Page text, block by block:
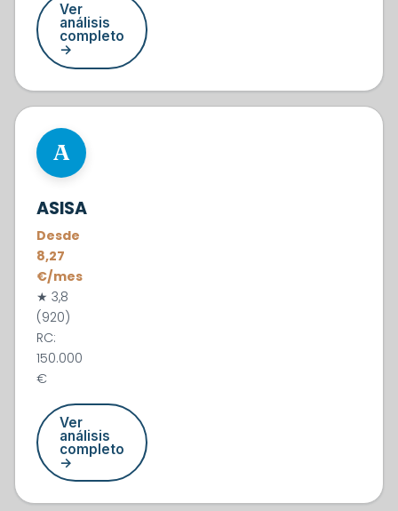
Ver
análisis
completo
→
#5
A
ASISA
Desde
8,27
€/mes
★ 3,8
(920)
RC:
150.000
€
Ver
análisis
completo
→